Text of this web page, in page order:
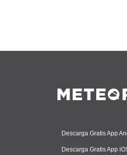
Descarga Gratis App
Descarga Gratis App